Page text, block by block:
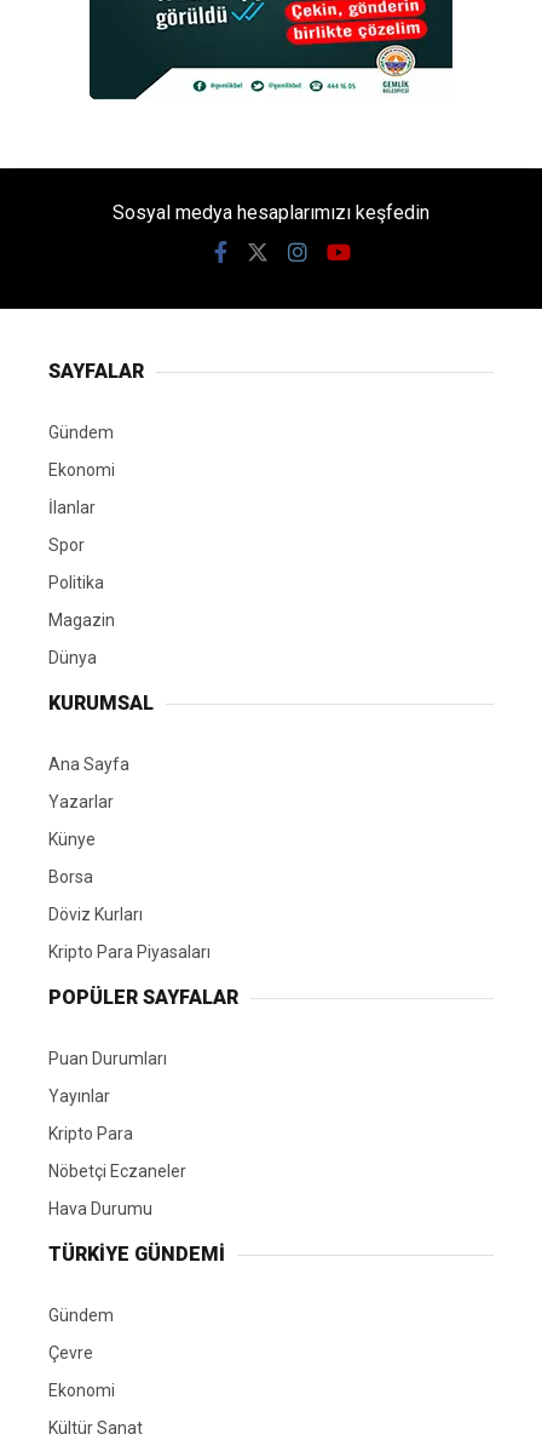
Sosyal medya hesaplarımızı keşfedin
SAYFALAR
Gündem
Ekonomi
İlanlar
Spor
Politika
Magazin
Dünya
KURUMSAL
Ana Sayfa
Yazarlar
Künye
Borsa
Döviz Kurları
Kripto Para Piyasaları
POPÜLER SAYFALAR
Puan Durumları
Yayınlar
Kripto Para
Nöbetçi Eczaneler
Hava Durumu
TÜRKIYE GÜNDEMI
Gündem
Çevre
Ekonomi
Kültür Sanat